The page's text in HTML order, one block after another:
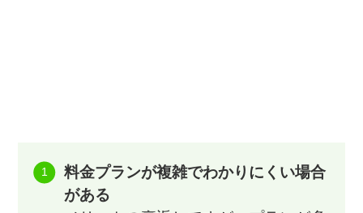
料金プランが複雑でわかりにくい場合
がある